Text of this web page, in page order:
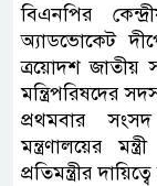
বিএনপির
অ্যাডভোকেট
ত্রয়োদশ জাতীয়
মন্ত্রিপরিষদের
প্রথমবার
মন্ত্রণালয়ের
প্রতিমন্ত্রীর